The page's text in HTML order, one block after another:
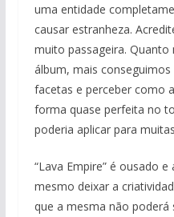
uma entidade
causar estranheza.
muito passageira.
álbum, mais
facetas e perceber como
forma quase perfeita no
poderia aplicar para
“Lava Empire” é ousado
mesmo deixar a
que a mesma não poderá